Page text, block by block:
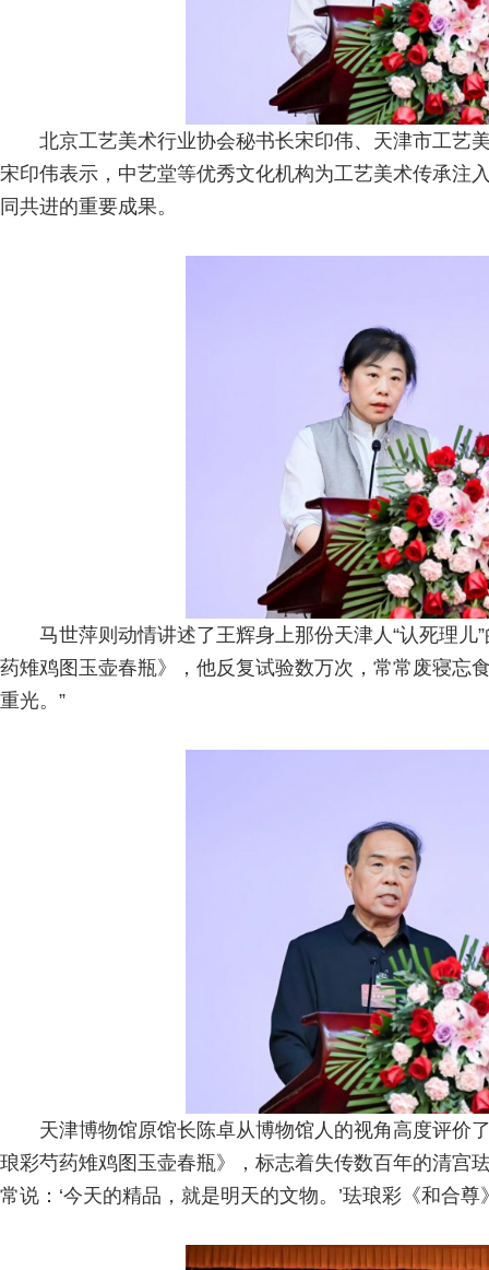
北京工艺美术行业协会秘书长宋印伟、天津市工艺
宋印伟表示，中艺堂等优秀文化机构为工艺美术传承注
同共进的重要成果。
马世萍则动情讲述了王辉身上那份天津人“认死理
药雉鸡图玉壶春瓶》，他反复试验数万次，常常废寝忘
重光。”
天津博物馆原馆长陈卓从博物馆人的视角高度评价
琅彩芍药雉鸡图玉壶春瓶》，标志着失传数百年的清宫
常说：‘今天的精品，就是明天的文物。’珐琅彩《和合